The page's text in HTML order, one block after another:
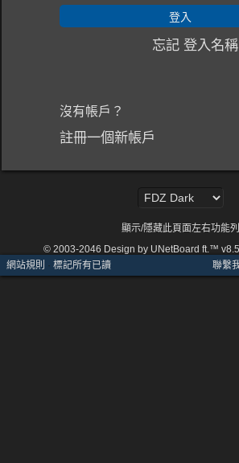
忘記 登入名
沒有帳戶？
註冊一個新帳戶
顯示/隱藏此頁面左右功能列
© 2003-2046 Design by UNetBoard ft.™
網站規則 · 標記所有已讀 聯繫